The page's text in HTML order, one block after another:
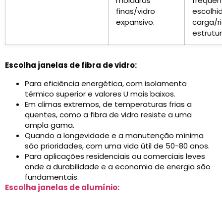
finas/vidro
expansivo.
carga/
Escolha janelas de fibra de vidro:
Para eficiência energética, com isolamento
térmico superior e valores U mais baixos.
Em climas extremos, de temperaturas frias a
quentes, como a fibra de vidro resiste a uma
ampla gama.
Quando a longevidade e a manutenção mínima
são prioridades, com uma vida útil de 50-80 anos.
Para aplicações residenciais ou comerciais leves
onde a durabilidade e a economia de energia são
fundamentais.
Escolha janelas de alumínio: